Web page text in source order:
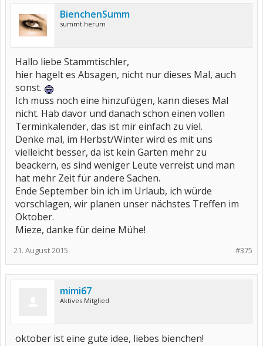
BienchenSumm
summt herum
Hallo liebe Stammtischler,
hier hagelt es Absagen, nicht nur dieses Mal, auch
sonst.
Ich muss noch eine hinzufügen, kann dieses Mal
nicht. Hab davor und danach schon einen vollen
Terminkalender, das ist mir einfach zu viel.
Denke mal, im Herbst/Winter wird es mit uns
vielleicht besser, da ist kein Garten mehr zu
beackern, es sind weniger Leute verreist und man
hat mehr Zeit für andere Sachen.
Ende September bin ich im Urlaub, ich würde
vorschlagen, wir planen unser nächstes Treffen im
Oktober.
Mieze, danke für deine Mühe!
#375
21. August 2015
mimi67
Aktives Mitglied
oktober ist eine gute idee, liebes bienchen!